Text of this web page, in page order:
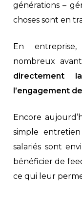
générations –
choses sont en
En
nombreux
directement
l’engagement
Encore
simple
salariés sont
bénéficier de
ce qui leur